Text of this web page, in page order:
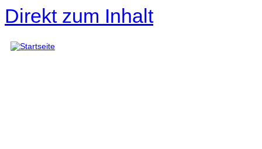
Direkt zum Inhalt